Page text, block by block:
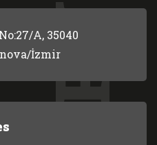
A, 35040
İzmir